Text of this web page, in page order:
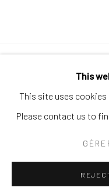
Politique de confidentialité
This
This site uses cookies
Please contact us to